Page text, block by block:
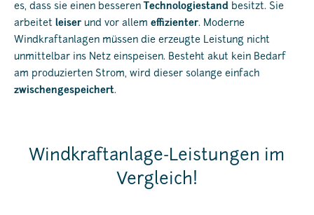
es, dass sie einen besseren Technologiestand besitzt. Sie
arbeitet leiser und vor allem effizienter. Moderne
Windkraftanlagen müssen die erzeugte Leistung nicht
unmittelbar ins Netz einspeisen. Besteht akut kein Bedarf
am produzierten Strom, wird dieser solange einfach
zwischengespeichert.
Windkraftanlage-Leistungen im
Vergleich!